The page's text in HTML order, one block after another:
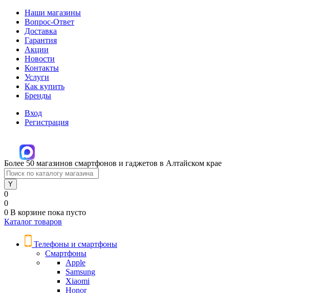
Наши магазины
Вопрос-Ответ
Доставка
Гарантия
Акции
Новости
Контакты
Услуги
Как купить
Бренды
Вход
Регистрация
Более 50 магазинов смартфонов и гаджетов в Алтайском крае
0
0
0 В корзине пока пусто
Каталог товаров
Телефоны и смартфоны
Смартфоны
Apple
Samsung
Xiaomi
Honor